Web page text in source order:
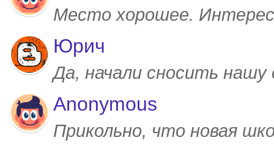
Место хорошее.
Юрич
Да, начали сносить
Anonymous
Прикольно, что новая